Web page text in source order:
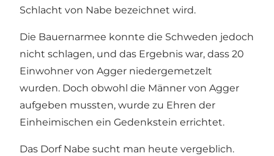
Schlacht von Nabe bezeichnet wird.
Die Bauernarmee konnte die Schweden jedoch
nicht schlagen, und das Ergebnis war, dass 20
Einwohner von Agger niedergemetzelt
wurden. Doch obwohl die Männer von Agger
aufgeben mussten, wurde zu Ehren der
Einheimischen ein Gedenkstein errichtet.
Das Dorf Nabe sucht man heute vergeblich.